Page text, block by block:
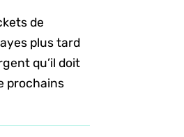
de
plus tard
qu’il doit
prochains